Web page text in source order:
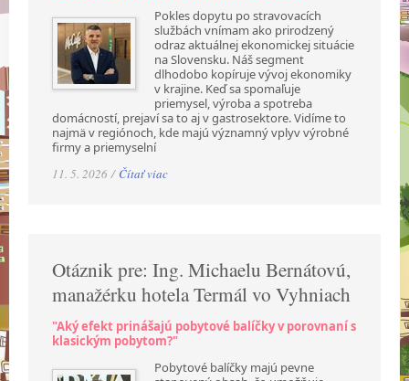
Pokles dopytu po stravovacích
službách vnímam ako prirodzený
odraz aktuálnej ekonomickej situácie
na Slovensku. Náš segment
dlhodobo kopíruje vývoj ekonomiky
v krajine. Keď sa spomaľuje
priemysel, výroba a spotreba
domácností, prejaví sa to aj v gastrosektore. Vidíme to
najmä v regiónoch, kde majú významný vplyv výrobné
firmy a priemyselní
11. 5. 2026 / Čítať viac
Otáznik pre: Ing. Michaelu Bernátovú,
manažérku hotela Termál vo Vyhniach
"Aký efekt prinášajú pobytové balíčky v porovnaní s
klasickým pobytom?"
Pobytové balíčky majú pevne